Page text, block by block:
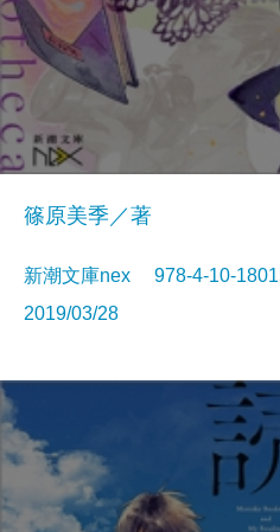
篠原美季／著
新潮文庫nex 978-4-10-
2019/03/28